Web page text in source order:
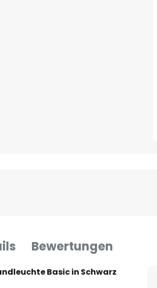
Bewertungen
Basic in Schwarz